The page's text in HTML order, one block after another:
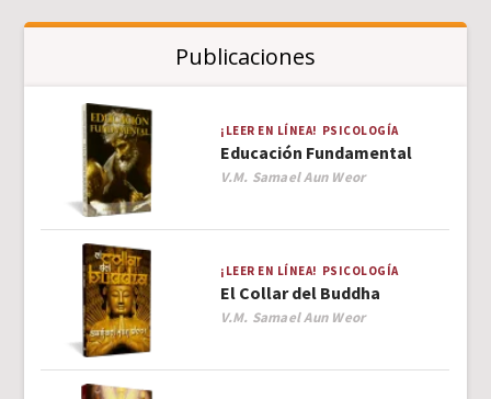
Publicaciones
¡LEER EN LÍNEA! PSICOLOGÍA
Educación Fundamental
Author
V.M. Samael Aun Weor
¡LEER EN LÍNEA! PSICOLOGÍA
El Collar del Buddha
Author
V.M. Samael Aun Weor